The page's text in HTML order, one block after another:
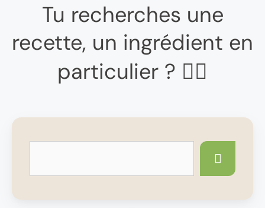
Tu recherches une
recette, un ingrédient en
particulier ? 👇🏼